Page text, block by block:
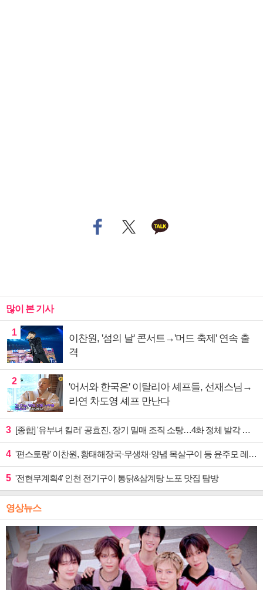
많이 본 기사
1
이찬원, '섬의 날' 콘서트→'머드 축제' 연속 출
격
2
'어서와 한국은' 이탈리아 셰프들, 선재스님→
라연 차도영 셰프 만난다
3 [종합] '유부녀 킬러' 공효진, 장기 밀매 조직 소탕…4화 정체 발각 위기 예고
4 '편스토랑' 이찬원, 황태해장국·무생채·양념 목살구이 등 윤주모 레시피 섭렵
5 '전현무계획4' 인천 전기구이 통닭&삼계탕 노포 맛집 탐방
영상뉴스